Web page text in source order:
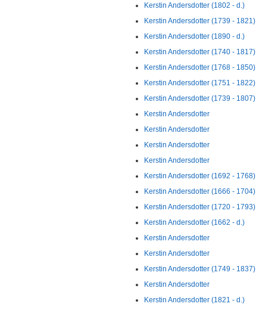
Kerstin Andersdotter (1802 - d.)
Kerstin Andersdotter (1739 - 1821)
Kerstin Andersdotter (1890 - d.)
Kerstin Andersdotter (1740 - 1817)
Kerstin Andersdotter (1768 - 1850)
Kerstin Andersdotter (1751 - 1822)
Kerstin Andersdotter (1739 - 1807)
Kerstin Andersdotter
Kerstin Andersdotter
Kerstin Andersdotter
Kerstin Andersdotter
Kerstin Andersdotter (1692 - 1768)
Kerstin Andersdotter (1666 - 1704)
Kerstin Andersdotter (1720 - 1793)
Kerstin Andersdotter (1662 - d.)
Kerstin Andersdotter
Kerstin Andersdotter
Kerstin Andersdotter (1749 - 1837)
Kerstin Andersdotter
Kerstin Andersdotter (1821 - d.)